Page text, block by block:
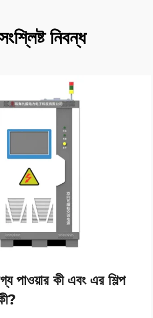
নিবন্ধ
পাওয়ার কী এবং এর শিল্প